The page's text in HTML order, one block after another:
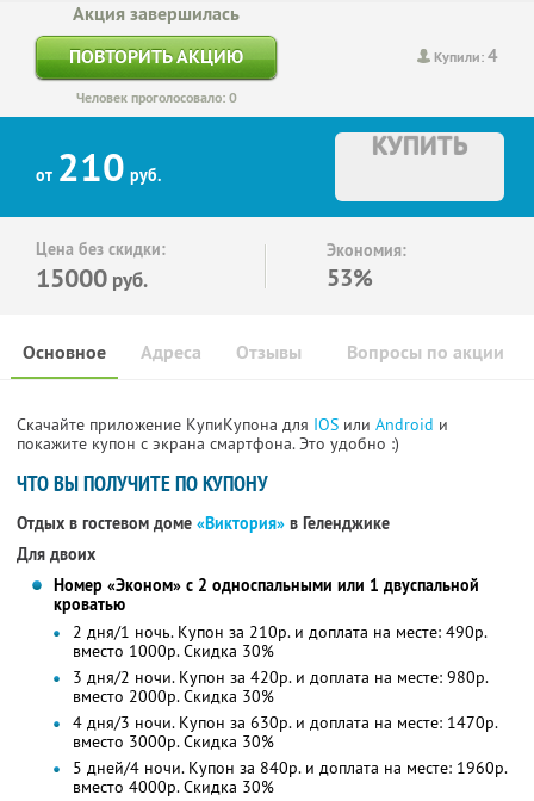
Купили:4
Акция завершилась
ПОВТОРИТЬ АКЦИЮ
Человек проголосовало: 0
от 210 руб.
КУПИТЬ
Цена без скидки:
15000 руб.
Экономия:
53%
Основное Отзывы Вопросы по акции
Адреса
Скачайте приложение КупиКупона для IOS или Android и
покажите купон с экрана смартфона. Это удобно :)
ЧТО ВЫ ПОЛУЧИТЕ ПО КУПОНУ
Отдых в гостевом доме «Виктория» в Геленджике
Для двоих
Номер «Эконом» с 2 односпальными или 1 двуспальной
кроватью
2 дня/1 ночь. Купон за 210р. и доплата на месте: 490р.
вместо 1000р.Скидка 30%
3 дня/2 ночи. Купон за 420р. и доплата на месте: 980р.
вместо 2000р.Скидка 30%
4 дня/3 ночи. Купон за 630р. и доплата на месте: 1470р.
вместо 3000р.Скидка 30%
5 дней/4 ночи. Купон за 840р. и доплата на месте: 1960р.
вместо 4000р.Скидка 30%